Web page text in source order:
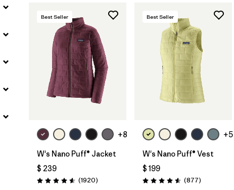
Best Seller
+8
W's Nano Puff® Jacket
$ 239
Valoración: 4.6 / 5
(1920Comentarios
)
Best Seller
+5
W's Nano Puff® Vest
$ 199
Valoración: 4.6 / 5
(877Comentarios
)